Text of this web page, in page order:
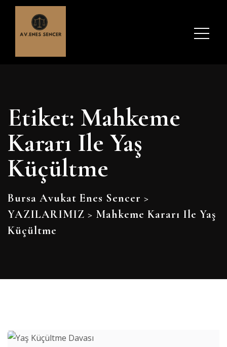
Etiket: Mahkeme
Kararı Ile Yaş
Küçültme
Bursa Avukat Enes Sencer >
YAZILARIMIZ > Mahkeme Kararı Ile Yaş
Küçültme